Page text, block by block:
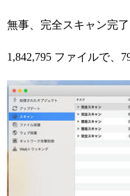
無事、完全スキャン完了
1,842,795 ファイルで、